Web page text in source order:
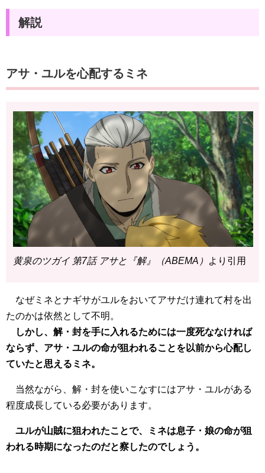
解説
アサ・ユルを心配するミネ
黄泉のツガイ 第7話 アサと『解』（ABEMA） より引用
なぜミネとナギサがユルをおいてアサだけ連れて村を出
たのかは依然として不明。
しかし、解・封を手に入れるためには一度死ななければ
ならず、アサ・ユルの命が狙われることを以前から心配し
ていたと思えるミネ。
当然ながら、解・封を使いこなすにはアサ・ユルがある
程度成長している必要があります。
ユルが山賊に狙われたことで、ミネは息子・娘の命が狙
われる時期になったのだと察したのでしょう。